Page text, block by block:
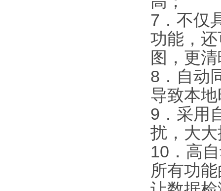
7．不仅
功能，
图，更
8．自动
导致本
9．采用
扰，大
10．高
所有功